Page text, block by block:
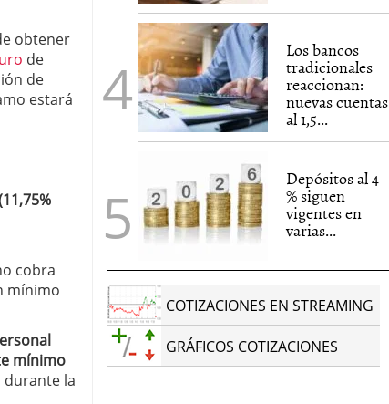
obtener
de
de
estará
cobra
mínimo
mínimo
durante la
Los bancos
tradicionales
reaccionan:
nuevas cuentas
al 1,5...
Depósitos al 4
% siguen
vigentes en
varias...
COTIZACIONES EN STREAMING
GRÁFICOS COTIZACIONES